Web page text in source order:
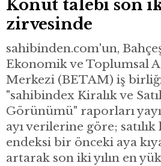
Konut talebi son
zirvesinde
sahibinden.com'un,
Ekonomik ve Toplumsal
Merkezi (BETAM) iş
"sahibindex Kiralık ve
Görünümü" raporları
ayı verilerine göre;
endeksi bir önceki aya
artarak son iki yılın en